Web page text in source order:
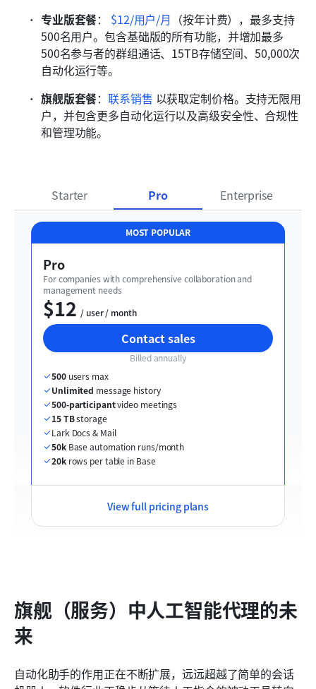
专业版套餐： $12/用户/月 （按年计费），最多支持
500名用户。包含基础版的所有功能，并增加最多
500名参与者的群组通话、15TB存储空间、50,000次
自动化运行等。
旗舰版套餐：联系销售 以获取定制价格。支持无限用
户，并包含更多自动化运行以及高级安全性、合规性
和管理功能。
Starter Pro Enterprise
MOST POPULAR
Pro
For companies with comprehensive collaboration and
management needs
$12
  / user / month
Contact sales
Billed annually
500 users max
Unlimited message history
500-participant video meetings
15 TB storage
Lark Docs & Mail
50k Base automation runs/month
20k rows per table in Base
View full pricing plans
旗舰（服务）中人工智能代理的未
来
自动化助手的作用正在不断扩展，远远超越了简单的会话